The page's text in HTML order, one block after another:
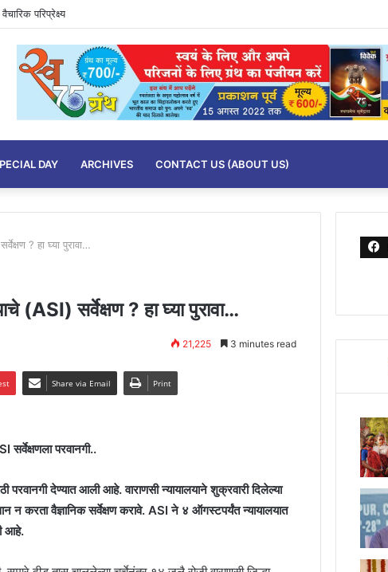
परिप्रेक्ष्य
DAY ARCHIVES CONTACT US (ABOUT US)
? हा घ्या पुरावा…
(ASI) सर्वेक्षण ? हा घ्या पुरावा…
21,225 3 minutes read
Share via Email Print
सर्वेक्षणला परवानगी..
परवानगी देण्यात आली आहे. वाराणसी न्यायालयाने शुक्रवारी दिलेल्या
न करता वैज्ञानिक सर्वेक्षण करावे. ASI ने ४ ऑगस्टपर्यंत न्यायालयात
आहे.